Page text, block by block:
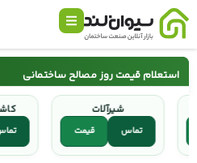
استعلام قیمت روز مصالح ساختمانی
سیمان
کاشی و سرامیک
شیرآلات
قیمت تماس